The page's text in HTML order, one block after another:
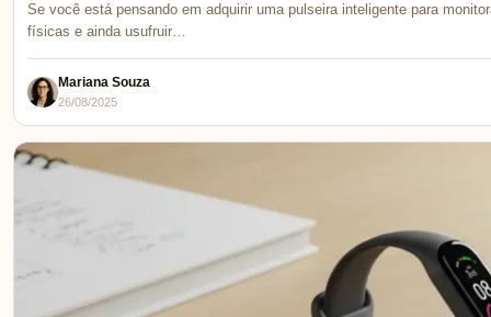
Se você está pensando em adquirir uma pulseira inteligente para
físicas e ainda usufruir…
Mariana Souza
26/08/2025